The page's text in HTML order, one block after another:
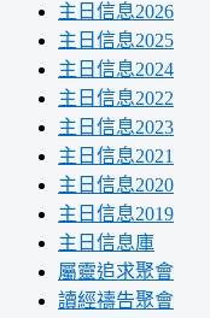
主日信息2026
主日信息2025
主日信息2024
主日信息2022
主日信息2023
主日信息2021
主日信息2020
主日信息2019
主日信息庫
屬靈追求聚會
讀經禱告聚會